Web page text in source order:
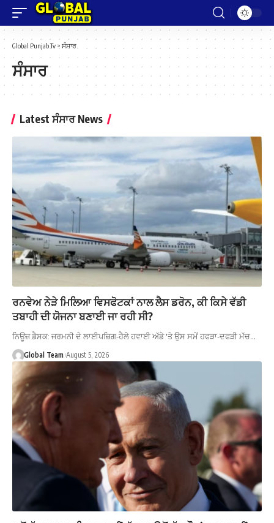
Global Punjab Tv > ਸੰਸਾਰ
ਸੰਸਾਰ
Latest ਸੰਸਾਰ News
ਰਨਵੇਅ ਨੇੜੇ ਮਿਲਿਆ ਵਿਸਫੋਟਕਾਂ ਨਾਲ ਲੈਸ ਡਰੋਨ, ਕੀ ਕਿਸੇ ਵੱਡੀ
ਤਬਾਹੀ ਦੀ ਯੋਜਨਾ ਬਣਾਈ ਜਾ ਰਹੀ ਸੀ?
ਨਿਊਜ਼ ਡੈਸਕ: ਜਰਮਨੀ ਦੇ ਲਾਈਪਜ਼ਿਗ-ਹੈਲੇ ਹਵਾਈ ਅੱਡੇ 'ਤੇ ਉਸ ਸਮੇਂ ਹਫੜਾ-ਦਫੜੀ ਮੱਚ…
Global Team August 5, 2026